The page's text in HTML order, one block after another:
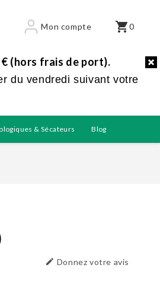
(hors frais de port).
du vendredi suivant votre
Mon compte shopping_cart0
& Sécateurs Blog
 Donnez votre avis